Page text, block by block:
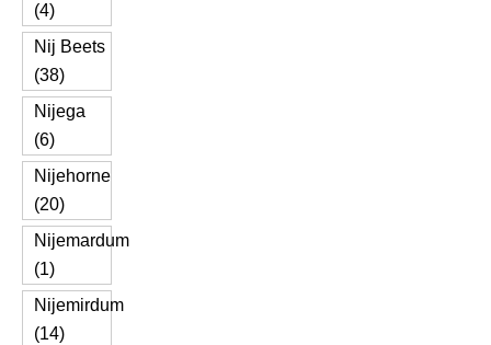
(4)
Nij Beets
(38)
Nijega
(6)
Nijehorne
(20)
Nijemardum
(1)
Nijemirdum
(14)